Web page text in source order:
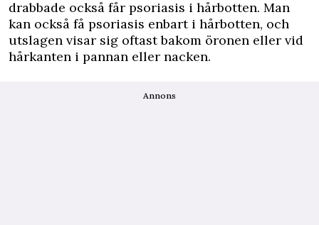
drabbade också får psoriasis i hårbotten. Man
kan också få psoriasis enbart i hårbotten, och
utslagen visar sig oftast bakom öronen eller vid
hårkanten i pannan eller nacken.
Annons